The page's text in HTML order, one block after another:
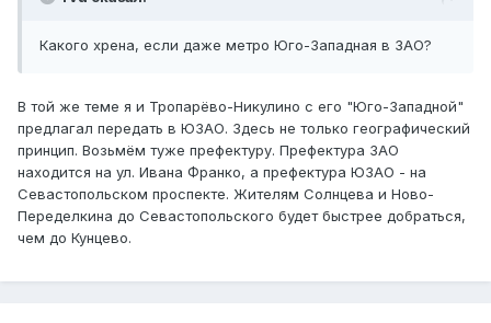
Какого хрена, если даже метро Юго-Западная в ЗАО?
В той же теме я и Тропарёво-Никулино с его "Юго-Западной"
предлагал передать в ЮЗАО. Здесь не только географический
принцип. Возьмём туже префектуру. Префектура ЗАО
находится на ул. Ивана Франко, а префектура ЮЗАО - на
Севастопольском проспекте. Жителям Солнцева и Ново-
Переделкина до Севастопольского будет быстрее добраться,
чем до Кунцево.